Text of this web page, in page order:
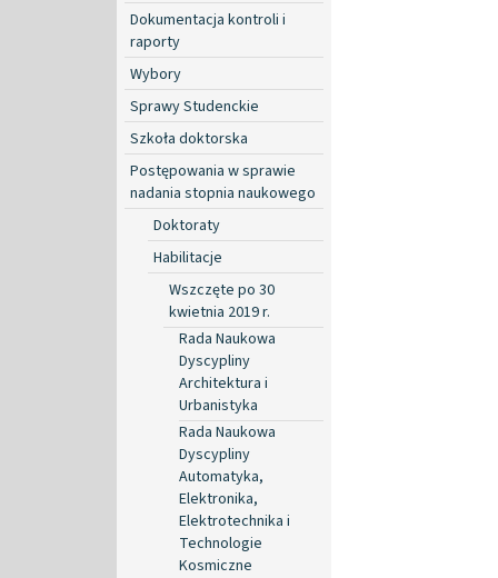
Dokumentacja kontroli i
raporty
Wybory
Sprawy Studenckie
Szkoła doktorska
Postępowania w sprawie
nadania stopnia naukowego
Doktoraty
Habilitacje
Wszczęte po 30
kwietnia 2019 r.
Rada Naukowa
Dyscypliny
Architektura i
Urbanistyka
Rada Naukowa
Dyscypliny
Automatyka,
Elektronika,
Elektrotechnika i
Technologie
Kosmiczne